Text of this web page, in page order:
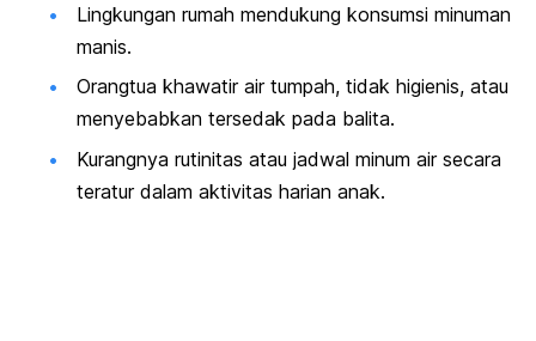
Lingkungan rumah mendukung konsumsi minuman
manis.
Orangtua khawatir air tumpah, tidak higienis, atau
menyebabkan tersedak pada balita.
Kurangnya rutinitas atau jadwal minum air secara
teratur dalam aktivitas harian anak.